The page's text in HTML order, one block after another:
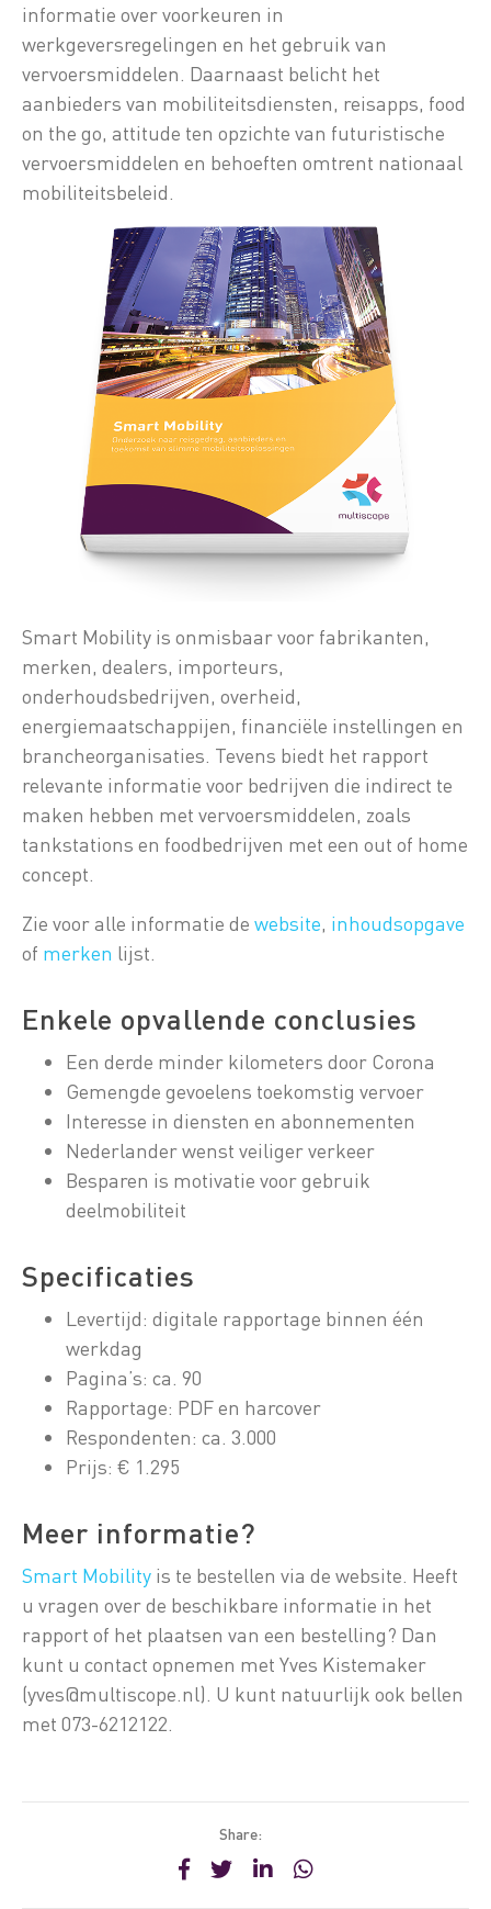
informatie over voorkeuren in
werkgeversregelingen en het gebruik van
vervoersmiddelen. Daarnaast belicht het
aanbieders van mobiliteitsdiensten, reisapps, food
on the go, attitude ten opzichte van futuristische
vervoersmiddelen en behoeften omtrent nationaal
mobiliteitsbeleid.
Smart Mobility is onmisbaar voor fabrikanten,
merken, dealers, importeurs,
onderhoudsbedrijven, overheid,
energiemaatschappijen, financiële instellingen en
brancheorganisaties. Tevens biedt het rapport
relevante informatie voor bedrijven die indirect te
maken hebben met vervoersmiddelen, zoals
tankstations en foodbedrijven met een out of home
concept.
Zie voor alle informatie de website, inhoudsopgave
of merken lijst.
Enkele opvallende conclusies
Een derde minder kilometers door Corona
Gemengde gevoelens toekomstig vervoer
Interesse in diensten en abonnementen
Nederlander wenst veiliger verkeer
Besparen is motivatie voor gebruik
deelmobiliteit
Specificaties
Levertijd: digitale rapportage binnen één
werkdag
Pagina’s: ca. 90
Rapportage: PDF en harcover
Respondenten: ca. 3.000
Prijs: € 1.295
Meer informatie?
Smart Mobility is te bestellen via de website. Heeft
u vragen over de beschikbare informatie in het
rapport of het plaatsen van een bestelling? Dan
kunt u contact opnemen met Yves Kistemaker
(yves@multiscope.nl). U kunt natuurlijk ook bellen
met 073-6212122.
Share: